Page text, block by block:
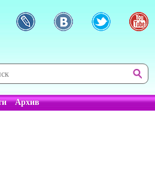
Архив